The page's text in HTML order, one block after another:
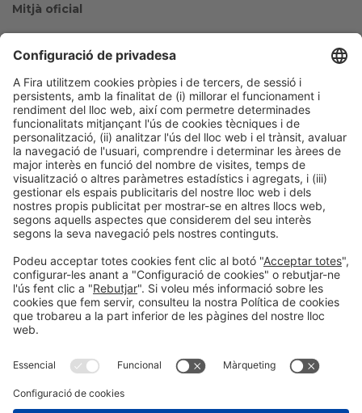
Mitjà oficial
Col·laboradors